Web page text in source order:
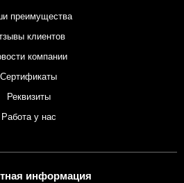
преимущества
клиентов
компании
Сертификаты
Реквизиты
Работа у нас
информация